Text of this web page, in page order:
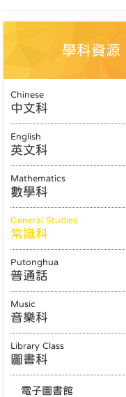
學科資源
Chinese
中文科
English
英文科
Mathematics
數學科
General Studies
常識科
Putonghua
普通話
Music
音樂科
Library Class
圖書科
電子圖書館